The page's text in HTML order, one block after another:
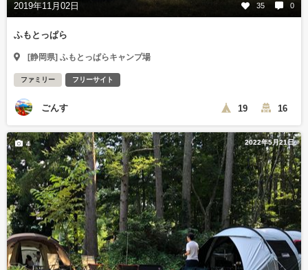
2019年11月02日 35 0
ふもとっぱら
[静岡県] ふもとっぱらキャンプ場
ファミリー フリーサイト
ごんす 19 16
2022年5月21日
4